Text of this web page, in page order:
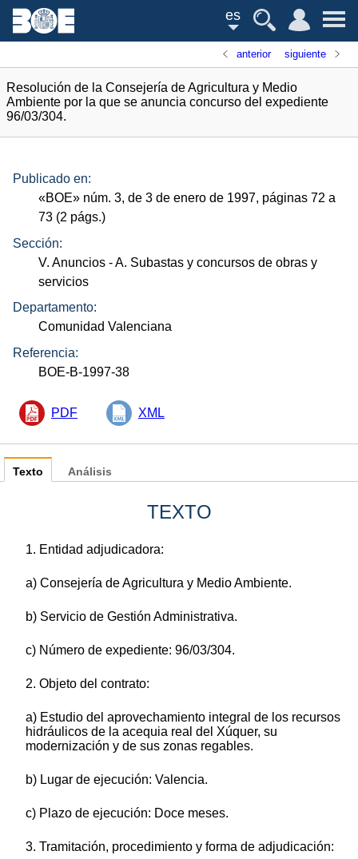
es
anterior siguiente
Resolución de la Consejería de Agricultura y Medio
Ambiente por la que se anuncia concurso del expediente
96/03/304.
Publicado en:
«BOE» núm. 3, de 3 de enero de 1997, páginas 72 a
73 (2 págs.)
Sección:
V. Anuncios - A. Subastas y concursos de obras y
servicios
Departamento:
Comunidad Valenciana
Referencia:
BOE-B-1997-38
PDF XML
Texto
TEXTO
1. Entidad adjudicadora:
a) Consejería de Agricultura y Medio Ambiente.
b) Servicio de Gestión Administrativa.
c) Número de expediente: 96/03/304.
2. Objeto del contrato:
a) Estudio del aprovechamiento integral de los recursos
hidráulicos de la acequia real del Xúquer, su
modernización y de sus zonas regables.
b) Lugar de ejecución: Valencia.
c) Plazo de ejecución: Doce meses.
3. Tramitación, procedimiento y forma de adjudicación:
Análisis